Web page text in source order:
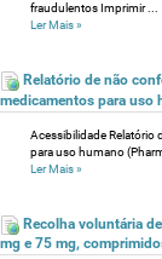
fraudulentos Imprimir ...
Ler Mais»
Relatório de não
medicamentos para uso
Acessibilidade Relatório
para uso humano
Ler Mais»
Recolha voluntária
mg e 75 mg,